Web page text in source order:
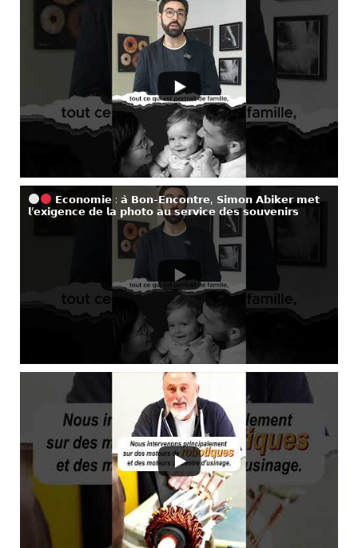
𝗘𝗰𝗼𝗻𝗼𝗺𝗶𝗲 : 𝗮̀ 𝗕𝗼𝗻-𝗘𝗻𝗰𝗼𝗻𝘁𝗿𝗲, 𝗦𝗶𝗺𝗼𝗻 𝗔𝗯𝗶𝗸𝗲𝗿 𝗺𝗲𝘁
𝗹’𝗲𝘅𝗶𝗴𝗲𝗻𝗰𝗲 𝗱𝗲 𝗹𝗮 𝗽𝗵𝗼𝘁𝗼 𝗮𝘂 𝘀𝗲𝗿𝘃𝗶𝗰𝗲 𝗱𝗲𝘀 𝘀𝗼𝘂𝘃𝗲𝗻𝗶𝗿𝘀